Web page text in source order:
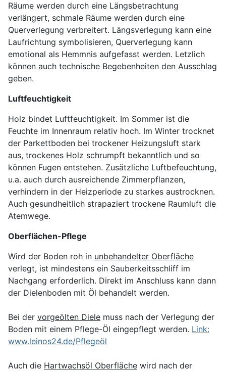
Räume werden durch eine Längsbetrachtung
verlängert, schmale Räume werden durch eine
Querverlegung verbreitert. Längsverlegung kann eine
Laufrichtung symbolisieren, Querverlegung kann
emotional als Hemmnis aufgefasst werden. Letzlich
können auch technische Begebenheiten den Ausschlag
geben.
Luftfeuchtigkeit
Holz bindet Luftfeuchtigkeit. Im Sommer ist die
Feuchte im Innenraum relativ hoch. Im Winter trocknet
der Parkettboden bei trockener Heizungsluft stark
aus, trockenes Holz schrumpft bekanntlich und so
können Fugen entstehen. Zusätzliche Luftbefeuchtung,
u.a. auch durch ausreichende Zimmerpflanzen,
verhindern in der Heizperiode zu starkes austrocknen.
Auch gesundheitlich strapaziert trockene Raumluft die
Atemwege.
Oberflächen-Pflege
Wird der Boden roh in unbehandelter Oberfläche
verlegt, ist mindestens ein Sauberkeitsschliff im
Nachgang erforderlich. Direkt im Anschluss kann dann
der Dielenboden mit Öl behandelt werden.
Bei der vorgeölten Diele muss nach der Verlegung der
Boden mit einem Pflege-Öl eingepflegt werden. Link:
www.leinos24.de/Pflegeöl
Auch die Hartwachsöl Oberfläche wird nach der